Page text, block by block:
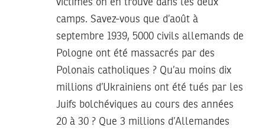
victimes on en trouve dans les deux
camps. Savez-vous que d’août à
septembre 1939, 5000 civils allemands de
Pologne ont été massacrés par des
Polonais catholiques ? Qu’au moins dix
millions d’Ukrainiens ont été tués par les
Juifs bolchéviques au cours des années
20 à 30 ? Que 3 millions d’Allemandes